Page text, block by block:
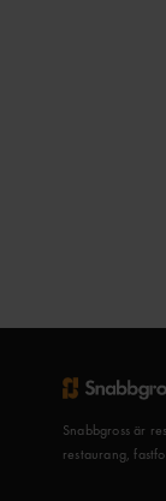
Snabbgross är
restaurang,